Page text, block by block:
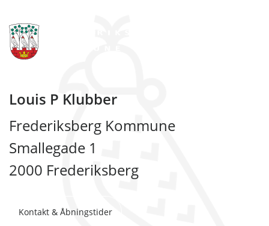
Louis P Klubber
Frederiksberg Kommune
Smallegade 1
2000 Frederiksberg
Kontakt & Åbningstider